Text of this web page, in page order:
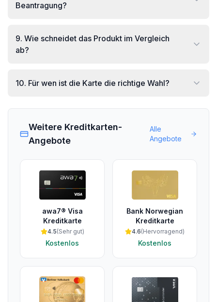
Beantragung?
9. Wie schneidet das Produkt im Vergleich
ab?
10. Für wen ist die Karte die richtige Wahl?
Weitere Kreditkarten-
Angebote
Alle
Angebote
awa7® Visa
Kreditkarte
4.5(Sehr gut)
Kostenlos
Bank Norwegian
Kreditkarte
4.6(Hervorragend)
Kostenlos